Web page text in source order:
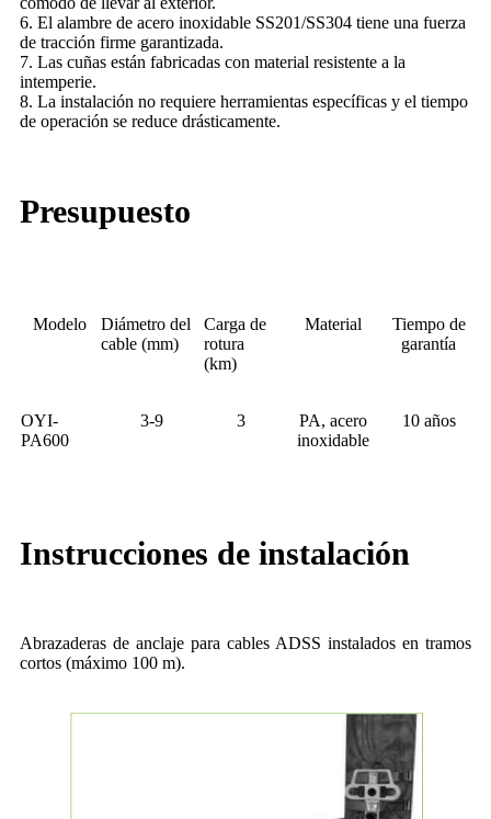
6. El alambre de acero inoxidable SS201/SS304 tiene una fuerza
de tracción firme garantizada.
7. Las cuñas están fabricadas con material resistente a la
intemperie.
8. La instalación no requiere herramientas específicas y el tiempo
de operación se reduce drásticamente.
Presupuesto
Modelo
Diámetro del
cable (mm)
Carga de
rotura
(km)
Material
Tiempo de
garantía
OYI-
PA600
3-9 3
PA, acero
inoxidable
10 años
Instrucciones de instalación
Abrazaderas de anclaje para cables ADSS instalados en tramos
cortos (máximo 100 m).